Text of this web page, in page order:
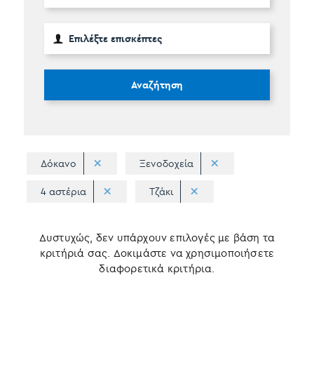
Αναζήτηση
Δόκανο Ξενοδοχεία
4 αστέρια Τζάκι
Δυστυχώς, δεν υπάρχουν επιλογές με βάση τα
κριτήριά σας. Δοκιμάστε να χρησιμοποιήσετε
διαφορετικά κριτήρια.